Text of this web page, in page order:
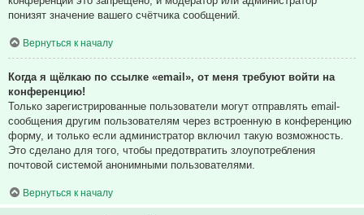
понизят значение вашего счётчика сообщений.
Вернуться к началу
Когда я щёлкаю по ссылке «email», от меня требуют войти на
конференцию!
Только зарегистрированные пользователи могут отправлять email-
сообщения другим пользователям через встроенную в конференцию
форму, и только если администратор включил такую возможность.
Это сделано для того, чтобы предотвратить злоупотребления
почтовой системой анонимными пользователями.
Вернуться к началу